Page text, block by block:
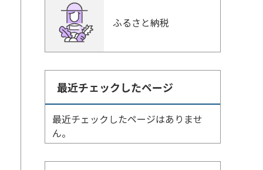
ふるさと納税
最近チェックしたページ
最近チェックしたページはありませ
ん。